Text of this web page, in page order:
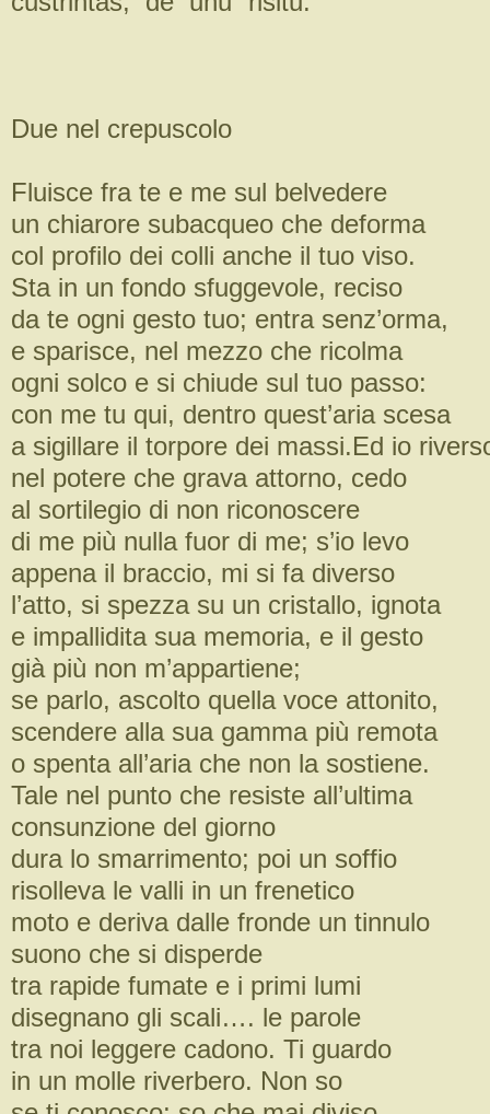
Due nel crepuscolo
Fluisce fra te e me sul belvedere
un chiarore subacqueo che deforma
col profilo dei colli anche il tuo viso.
Sta in un fondo sfuggevole, reciso
da te ogni gesto tuo; entra senz’orma,
e sparisce, nel mezzo che ricolma
ogni solco e si chiude sul tuo passo:
con me tu qui, dentro quest’aria scesa
a sigillare il torpore dei massi.Ed io
nel potere che grava attorno, cedo
al sortilegio di non riconoscere
di me più nulla fuor di me; s’io levo
appena il braccio, mi si fa diverso
l’atto, si spezza su un cristallo, ignota
e impallidita sua memoria, e il gesto
già più non m’appartiene;
se parlo, ascolto quella voce attonito,
scendere alla sua gamma più remota
o spenta all’aria che non la sostiene.
Tale nel punto che resiste all’ultima
consunzione del giorno
dura lo smarrimento; poi un soffio
risolleva le valli in un frenetico
moto e deriva dalle fronde un tinnulo
suono che si disperde
tra rapide fumate e i primi lumi
disegnano gli scali…. le parole
tra noi leggere cadono. Ti guardo
in un molle riverbero. Non so